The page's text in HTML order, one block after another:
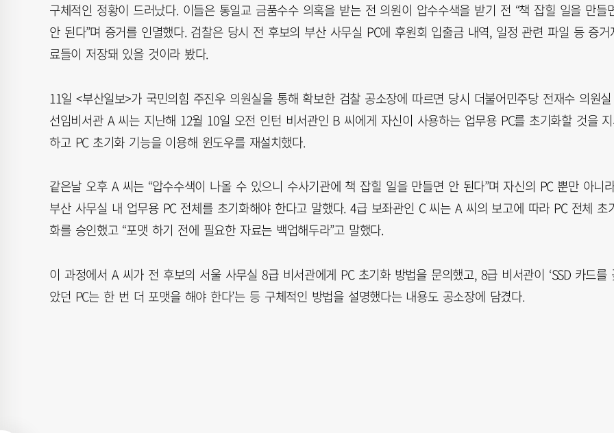
구체적인 정황이 드러났다. 이들은 통일교 금품수수 의혹을 받는 전 의원이 압수수색을 받기 전 “책 잡힐 일을 만들
안 된다”며 증거를 인멸했다. 검찰은 당시 전 후보의 부산 사무실 PC에 후원회 입출금 내역, 일정 관련 파일 등 증거
료들이 저장돼 있을 것이라 봤다.
11일 <부산일보>가 국민의힘 주진우 의원실을 통해 확보한 검찰 공소장에 따르면 당시 더불어민주당 전재수 의원실
선임비서관 A 씨는 지난해 12월 10일 오전 인턴 비서관인 B 씨에게 자신이 사용하는 업무용 PC를 초기화할 것을
하고 PC 초기화 기능을 이용해 윈도우를 재설치했다.
같은날 오후 A 씨는 “압수수색이 나올 수 있으니 수사기관에 책 잡힐 일을 만들면 안 된다”며 자신의 PC 뿐만 아니
부산 사무실 내 업무용 PC 전체를 초기화해야 한다고 말했다. 4급 보좌관인 C 씨는 A 씨의 보고에 따라 PC 전체 초
화를 승인했고 “포맷 하기 전에 필요한 자료는 백업해두라”고 말했다.
이 과정에서 A 씨가 전 후보의 서울 사무실 8급 비서관에게 PC 초기화 방법을 문의했고, 8급 비서관이 ‘SSD 카드를
았던 PC는 한 번 더 포맷을 해야 한다’는 등 구체적인 방법을 설명했다는 내용도 공소장에 담겼다.